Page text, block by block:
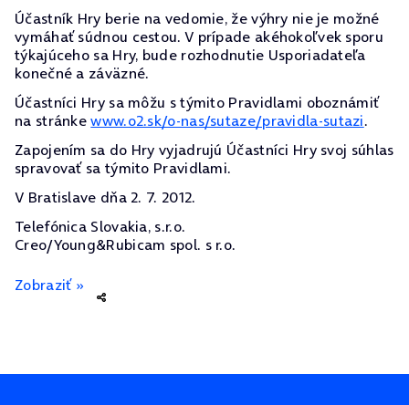
Účastník Hry berie na vedomie, že výhry nie je možné
vymáhať súdnou cestou. V prípade akéhokoľvek sporu
týkajúceho sa Hry, bude rozhodnutie Usporiadateľa
konečné a záväzné.
Účastníci Hry sa môžu s týmito Pravidlami oboznámiť
na stránkewww.o2.sk/o-nas/sutaze/pravidla-sutazi.
Zapojením sa do Hry vyjadrujú Účastníci Hry svoj súhlas
spravovať sa týmito Pravidlami.
V Bratislave dňa 2. 7. 2012.
Telefónica Slovakia, s.r.o.
Creo/Young&Rubicam spol. s r.o.
Zobraziť »